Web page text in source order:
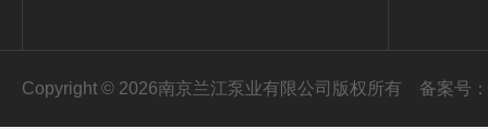
Copyright © 2026南京兰江泵业有限公司版权所有 备案号